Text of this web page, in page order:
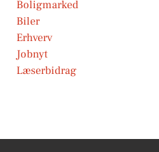
Boligmarked
Biler
Erhverv
Jobnyt
Læserbidrag